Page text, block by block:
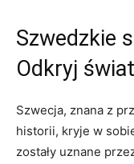
Szwedzkie
Odkryj
Szwecja, znana z
historii, kryje w
zostały ⁢uznane